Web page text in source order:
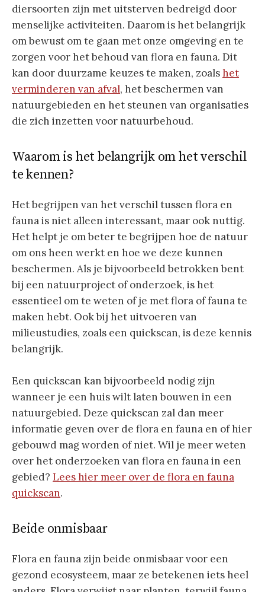
diersoorten zijn met uitsterven bedreigd door
menselijke activiteiten. Daarom is het belangrijk
om bewust om te gaan met onze omgeving en te
zorgen voor het behoud van flora en fauna. Dit
kan door duurzame keuzes te maken, zoalshet
verminderen van afval, het beschermen van
natuurgebieden en het steunen van organisaties
die zich inzetten voor natuurbehoud.
Waarom is het belangrijk om het verschil
te kennen?
Het begrijpen van het verschil tussen flora en
fauna is niet alleen interessant, maar ook nuttig.
Het helpt je om beter te begrijpen hoe de natuur
om ons heen werkt en hoe we deze kunnen
beschermen. Als je bijvoorbeeld betrokken bent
bij een natuurproject of onderzoek, is het
essentieel om te weten of je met flora of fauna te
maken hebt. Ook bij het uitvoeren van
milieustudies, zoals een quickscan, is deze kennis
belangrijk.
Een quickscan kan bijvoorbeeld nodig zijn
wanneer je een huis wilt laten bouwen in een
natuurgebied. Deze quickscan zal dan meer
informatie geven over de flora en fauna en of hier
gebouwd mag worden of niet. Wil je meer weten
over het onderzoeken van flora en fauna in een
gebied? Lees hier meer over de flora en fauna
quickscan.
Beide onmisbaar
Flora en fauna zijn beide onmisbaar voor een
gezond ecosysteem, maar ze betekenen iets heel